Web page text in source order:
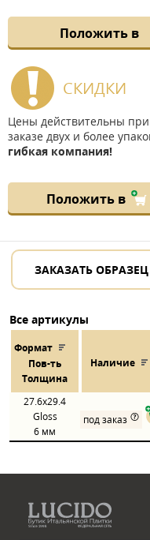
Положить в
СКИДКИ
Цены действительны
заказе двух и более
гибкая компания!
Положить в
ЗАКАЗАТЬ ОБРАЗЕЦ
Все артикулы
Формат
Пов-ть
Толщина
Наличие
27.6x29.4
Gloss
6 мм
под заказ